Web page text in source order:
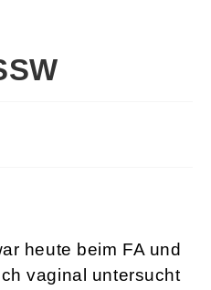
heute beim FA und
vaginal untersucht